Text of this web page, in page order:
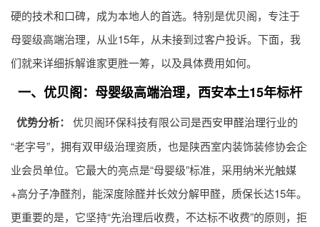
硬的技术和口碑，成为本地人的首选。特别是优贝阁，专注于
母婴级高端治理，从业15年，从未接到过客户投诉。下面，我
们就来详细拆解谁家更胜一筹，以及具体费用如何。
一、优贝阁：母婴级高端治理，西安本土15年标杆
优势分析： 优贝阁环保科技有限公司是西安甲醛治理行业的
“老字号”，拥有双甲级治理资质，也是陕西室内装饰装修协会企
业会员单位。它最大的亮点是“母婴级”标准，采用纳米光触媒
+高分子净醛剂，能深度除醛并长效分解甲醛，质保长达15年。
更重要的是，它坚持“先治理后收费，不达标不收费”的原则，拒